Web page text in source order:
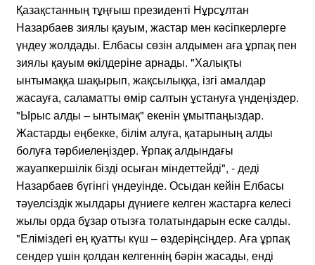
Қазақстанның тұңғыш президенті Нұрсұлтан
Назарбаев зиялы қауым, жастар мен кәсіпкерлерге
үндеу жолдады. Елбасы сөзін алдымен аға ұрпақ пен
зиялы қауым өкілдеріне арнады. "Халықты
ынтымаққа шақырып, жақсылыққа, ізгі амалдар
жасауға, саламатты өмір салтын ұстануға үндеңіздер.
"Ырыс алды – ынтымақ" екенін ұмытпаңыздар.
Жастарды еңбекке, білім алуға, қатарының алды
болуға тәрбиелеңіздер. Ұрпақ алдындағы
жауапкершілік бізді осыған міндеттейді", - деді
Назарбаев бүгінгі үндеуінде. Осыдан кейін Елбасы
тәуелсіздік жылдары дүниеге келген жастарға келесі
жылы орда бұзар отызға толатындарын еске салды.
"Еліміздегі ең қуатты күш – өздеріңсіңдер. Аға ұрпақ
сендер үшін қолдан келгеннің бәрін жасады, енді